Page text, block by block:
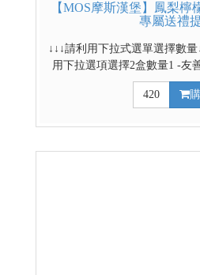
【MOS摩斯漢堡】鳳梨檸
專屬送禮
↓↓↓請利用下拉式選單選擇數
用下拉選項選擇2盒數量1 -友
梨，守護生態，安心品味。 -
檬、香水檸檬，三種檸檬整
420